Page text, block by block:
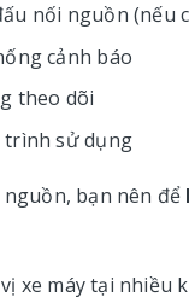
nối nguồn (nếu
cảnh báo
theo dõi
trình sử dụng
bạn nên để
xe máy tại nhiều